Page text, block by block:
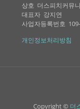
상호 더스피치커뮤
대표자 강지연
사업자등록번호
개인정보처리방침
Copyright © 더